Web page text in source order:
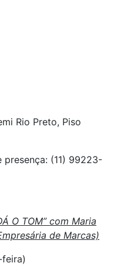
Rio Preto, Piso
(11) 99223-
O TOM” com Maria
de Marcas)